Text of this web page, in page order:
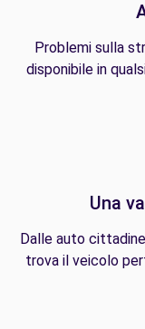
Problemi sulla
disponibile in
Una
Dalle auto
trova il veicolo